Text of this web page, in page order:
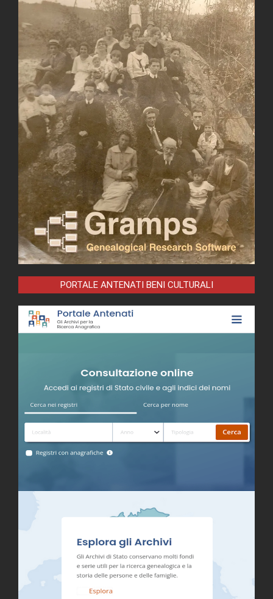
PORTALE ANTENATI BENI CULTURALI